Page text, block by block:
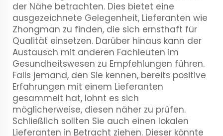
der Nähe betrachten. Dies bietet eine
ausgezeichnete Gelegenheit, Lieferanten wie
Zhongman zu finden, die sich ernsthaft für
Qualität einsetzen. Darüber hinaus kann der
Austausch mit anderen Fachleuten im
Gesundheitswesen zu Empfehlungen führen.
Falls jemand, den Sie kennen, bereits positive
Erfahrungen mit einem Lieferanten
gesammelt hat, lohnt es sich
möglicherweise, diesen näher zu prüfen.
Schließlich sollten Sie auch einen lokalen
Lieferanten in Betracht ziehen. Dieser könnte